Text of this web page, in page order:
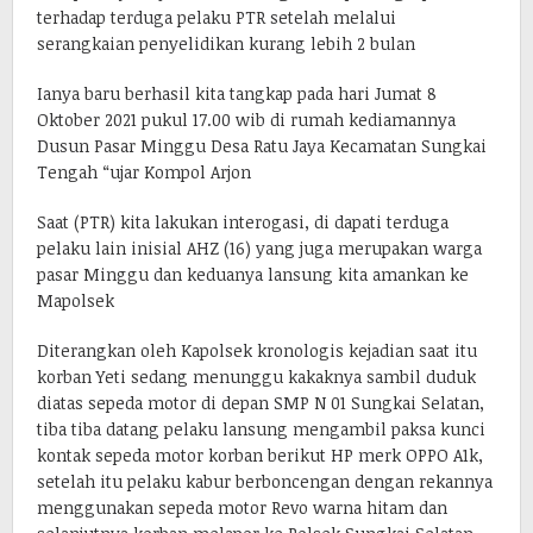
terhadap terduga pelaku PTR setelah melalui
serangkaian penyelidikan kurang lebih 2 bulan
Ianya baru berhasil kita tangkap pada hari Jumat 8
Oktober 2021 pukul 17.00 wib di rumah kediamannya
Dusun Pasar Minggu Desa Ratu Jaya Kecamatan Sungkai
Tengah “ujar Kompol Arjon
Saat (PTR) kita lakukan interogasi, di dapati terduga
pelaku lain inisial AHZ (16) yang juga merupakan warga
pasar Minggu dan keduanya lansung kita amankan ke
Mapolsek
Diterangkan oleh Kapolsek kronologis kejadian saat itu
korban Yeti sedang menunggu kakaknya sambil duduk
diatas sepeda motor di depan SMP N 01 Sungkai Selatan,
tiba tiba datang pelaku lansung mengambil paksa kunci
kontak sepeda motor korban berikut HP merk OPPO A1k,
setelah itu pelaku kabur berboncengan dengan rekannya
menggunakan sepeda motor Revo warna hitam dan